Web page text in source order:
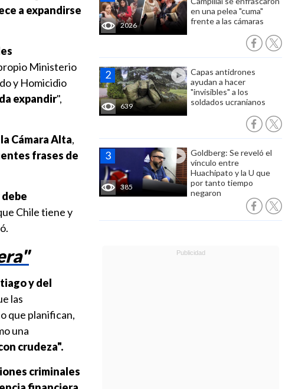
2026
en una pelea "cuma"
frente a las cámaras
639
Capas antidrones
ayudan a hacer
"invisibles" a los
soldados ucranianos
385
Goldberg: Se reveló el
vínculo entre
Huachipato y la U que
por tanto tiempo
negaron
a expandirse
Ministerio
y Homicidio
expandir",
Cámara Alta,
frases de
Chile tiene y
y del
las
que planifican,
una
crudeza".
criminales